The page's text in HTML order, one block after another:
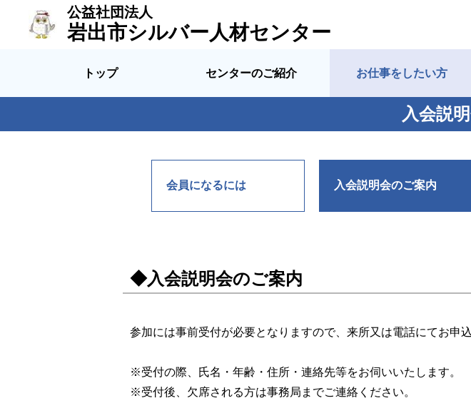
公益社団法人
岩出市シルバー人材センター
トップ センターのご紹介 お仕事をしたい方
入会説
会員になるには 入会説明会のご案内
◆入会説明会のご案内
参加には事前受付が必要となりますので、来所又は電話にてお申込
※受付の際、氏名・年齢・住所・連絡先等をお伺いいたします。
※受付後、欠席される方は事務局までご連絡ください。